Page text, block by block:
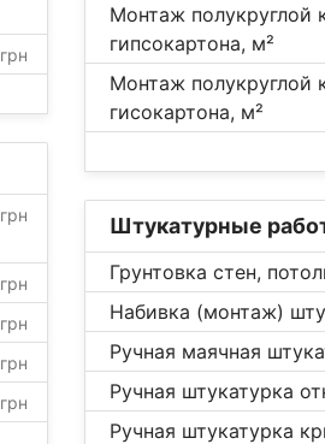
грн
грн
грн
грн
грн
грн
Монтаж полукруглой
гипсокартона, м²
Монтаж полукруглой
гисокартона, м²
Штукатурные
Грунтовка стен,
Набивка (монтаж)
Ручная маячная
Ручная штукатурка
Ручная штукатурка